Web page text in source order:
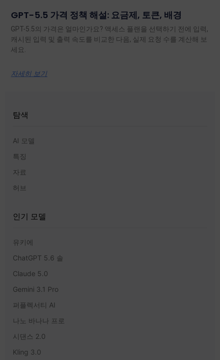
GPT-5.5 가격 정책 해설: 요금제, 토큰, 배경
GPT-5.5의 가격은 얼마인가요? 액세스 플랜을 선택하기 전에 입력,
캐시된 입력 및 출력 속도를 비교한 다음, 실제 요청 수를 계산해 보
세요.
자세히 보기
탐색
AI 모델
특징
자료
허브
인기 모델
유키에
ChatGPT 5.6 솔
Claude 5.0
Gemini 3.1 Pro
퍼플렉서티 AI
나노 바나나 프로
시댄스 2.0
Kling 3.0